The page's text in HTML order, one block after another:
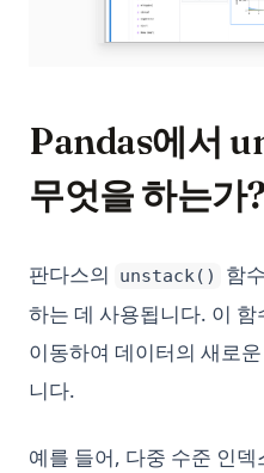
Pandas에서
무엇을 하는가?
판다스의 unstack()
함
하는 데 사용됩니다. 이
이동하여 데이터의 새로
니다.
예를 들어, 다중 수준 인